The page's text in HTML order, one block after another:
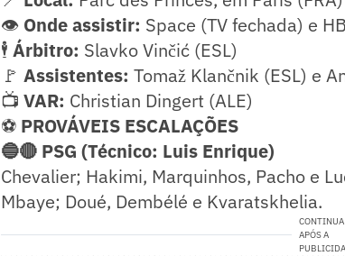
👁️ Onde assistir: Space (TV fechada) e
🕴️ Árbitro: Slavko Vinčić (ESL)
🚩 Assistentes: Tomaž Klančnik (ESL) e
📺 VAR: Christian Dingert (ALE)
⚽ PROVÁVEIS ESCALAÇÕES
🔵🔴 PSG (Técnico: Luis Enrique)
Chevalier; Hakimi, Marquinhos, Pacho e
Mbaye; Doué, Dembélé e Kvaratskhelia.
CONTINUA
APÓS A